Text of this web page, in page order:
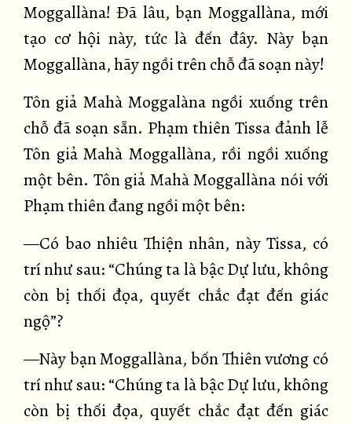
Moggallàna! Đã lâu, bạn Moggallàna, mới
tạo cơ hội này, tức là đến đây. Này bạn
Moggallàna, hãy ngồi trên chỗ đã soạn này!
Tôn giả Mahà Moggalàna ngồi xuống trên
chỗ đã soạn sẵn. Phạm thiên Tissa đảnh lễ
Tôn giả Mahà Moggallàna, rồi ngồi xuống
một bên. Tôn giả Mahà Moggallàna nói với
Phạm thiên đang ngồi một bên:
—Có bao nhiêu Thiện nhân, này Tissa, có
trí như sau: “Chúng ta là bậc Dự lưu, không
còn bị thối đọa, quyết chắc đạt đến giác
ngộ”?
—Này bạn Moggallàna, bốn Thiên vương có
trí như sau: “Chúng ta là bậc Dự lưu, không
còn bị thối đọa, quyết chắc đạt đến giác